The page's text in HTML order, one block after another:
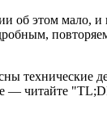
об этом мало, и
технические
— читайте